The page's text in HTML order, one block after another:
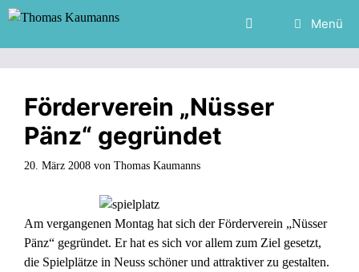
Zum
Inhalt
Menü
Förderverein „Nüsser
Pänz“ gegründet
20. März 2008 von Thomas Kaumanns
Am vergangenen Montag hat sich der Förderverein „Nüsser
Pänz“ gegründet. Er hat es sich vor allem zum Ziel gesetzt,
die Spielplätze in Neuss schöner und attraktiver zu gestalten.